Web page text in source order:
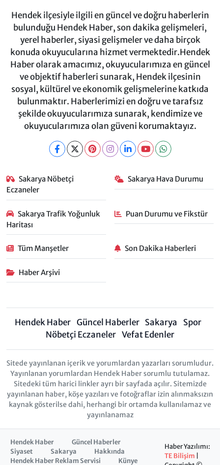
Hendek ilçesiyle ilgili en güncel ve doğru haberlerin
bulunduğu Hendek Haber, son dakika gelişmeleri,
yerel haberler, siyasi gelişmeler ve daha birçok
konuda okuyucularına hizmet vermektedir.Hendek
Haber olarak amacımız, okuyucularımıza en güncel
ve objektif haberleri sunarak, Hendek ilçesinin
sosyal, kültürel ve ekonomik gelişmelerine katkıda
bulunmaktır. Haberlerimizi en doğru ve tarafsız
şekilde okuyucularımıza sunarak, kendimize ve
okuyucularımıza olan güveni korumaktayız.
Sakarya Nöbetçi
Eczaneler
Sakarya Hava Durumu
Sakarya Trafik Yoğunluk
Haritası
Puan Durumu ve Fikstür
Tüm Manşetler Son Dakika Haberleri
Haber Arşivi
Hendek Haber Güncel Haberler Sakarya
Spor
Nöbetçi Eczaneler Vefat Edenler
Sitede yayınlanan içerik ve yorumlardan yazarları sorumludur.
Yayınlanan yorumlardan Hendek Haber sorumlu tutulamaz.
Sitedeki tüm harici linkler ayrı bir sayfada açılır. Sitemizde
yayınlanan haber, köşe yazıları ve fotoğraflar izin alınmaksızın
kaynak gösterilse dahi, herhangi bir ortamda kullanılamaz ve
yayınlanamaz
Hendek Haber
Güncel Haberler
Siyaset
Sakarya
Hakkında
Hendek Haber Reklam Servisi
Künye
Haber Yazılımı:
TE Bilişim